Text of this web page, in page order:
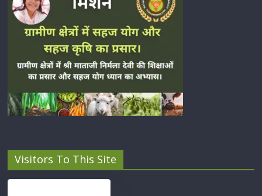
Visitors To This Site